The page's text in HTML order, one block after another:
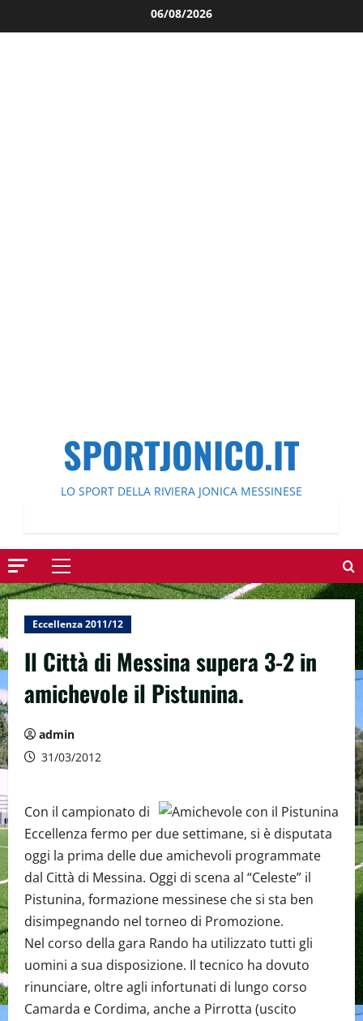
al
06/08/2026
SPORTJONICO.IT
LO SPORT DELLA RIVIERA JONICA MESSINESE
Menu
principale
Eccellenza 2011/12
Il Città di Messina supera 3-2 in
amichevole il Pistunina.
admin
31/03/2012
Con il campionato di
Eccellenza fermo per due settimane, si è disputata
oggi la prima delle due amichevoli programmate
dal Città di Messina. Oggi di scena al “Celeste” il
Pistunina, formazione messinese che si sta ben
disimpegnando nel torneo di Promozione.
Nel corso della gara Rando ha utilizzato tutti gli
uomini a sua disposizione. Il tecnico ha dovuto
rinunciare, oltre agli infortunati di lungo corso
Camarda e Cordima, anche a Pirrotta (uscito